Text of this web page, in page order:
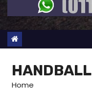
HANDBALL
Home